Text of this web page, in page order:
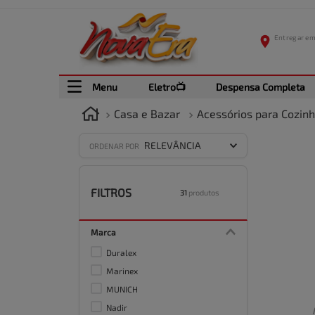
Menu Eletro📺 Despensa Completa
Casa e Bazar Acessórios para
ORDENAR POR RELEVÂNCIA
FILTROS 31 produtos
Marca
Duralex
Marinex
MUNICH
Nadir